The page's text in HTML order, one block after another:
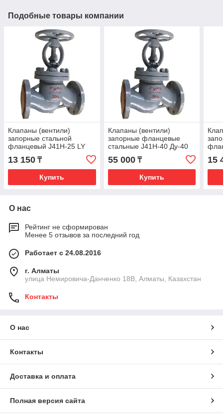
Подобные товары компании
Клапаны (вентили)
запорные стальной
фланцевый J41H-25 LY
Ру-25 Ду-15
13 150 ₸
Купить
Клапаны (вентили)
запорные фланцевые
стальные J41H-40 Ду-40
55 000₸
Купить
15
О нас
Рейтинг не сформирован
Менее 5 отзывов за последний год
Работает с 24.08.2016
г. Алматы
улица Немировича-Данченко 18В, Алматы, Казахстан
Контакты
О нас
Контакты
Доставка и оплата
Полная версия сайта